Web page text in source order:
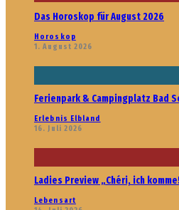
Das Horoskop für August 2026
Horoskop
1. August 2026
Ferienpark & Campingplatz Bad
Erlebnis Elbland
16. Juli 2026
Ladies Preview „Chéri, ich
Lebensart